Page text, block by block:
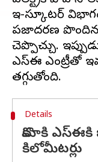
ఇ-స్కూటర్
ప్రజాదరణ
చెప్పొచ్చు.
ఎస్ఈ ఎంట్రీతో
Details
కొమాకి ఎస్ఈకి
కిలోమీటర్లు